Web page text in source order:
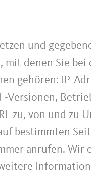
und
denen Sie bei
gehören: IP-
Versionen,
zu, von und zu
bestimmten
anrufen. Wir